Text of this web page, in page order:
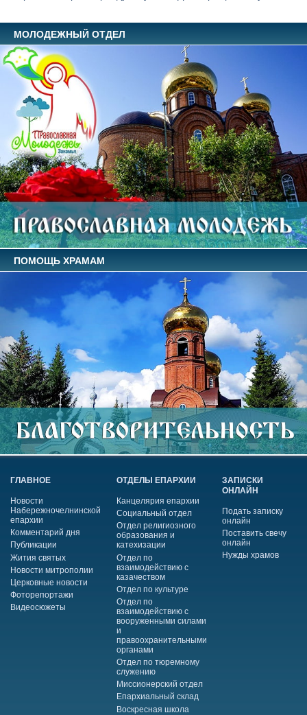
МОЛОДЕЖНЫЙ ОТДЕЛ
ПОМОЩЬ ХРАМАМ
ГЛАВНОЕ
Новости
Набережночелнинской
епархии
Комментарий дня
Публикации
Жития святых
Новости митрополии
Церковные новости
Фоторепортажи
Видеосюжеты
ОТДЕЛЫ ЕПАРХИИ
Канцелярия епархии
Социальный отдел
Отдел религиозного
образования и
катехизации
Отдел по
взаимодействию с
казачеством
Отдел по культуре
Отдел по
взаимодействию с
вооруженными силами
и
правоохранительными
органами
Отдел по тюремному
служению
Миссионерский отдел
Епархиальный склад
Воскресная школа
ЗАПИСКИ
ОНЛАЙН
Подать записку
онлайн
Поставить свечу
онлайн
Нужды храмов